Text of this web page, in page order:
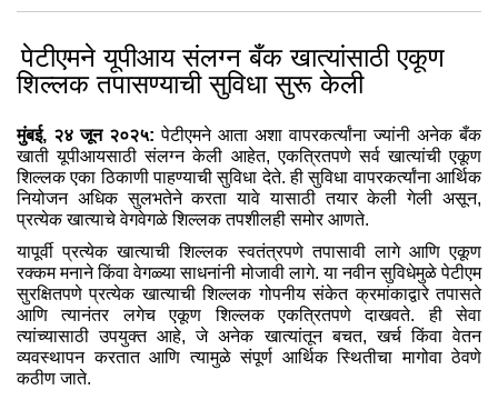
पेटीएमने यूपीआय संलग्न बँक खात्यांसाठी एकूण
शिल्लक तपासण्याची सुविधा सुरू केली
मुंबई, २४ जून २०२५:पेटीएमने आता अशा वापरकर्त्यांना ज्यांनी अनेक बँक
खाती यूपीआयसाठी संलग्न केली आहेत, एकत्रितपणे सर्व खात्यांची एकूण
शिल्लक एका ठिकाणी पाहण्याची सुविधा देते. ही सुविधा वापरकर्त्यांना आर्थिक
नियोजन अधिक सुलभतेने करता यावे यासाठी तयार केली गेली असून,
प्रत्येक खात्याचे वेगवेगळे शिल्लक तपशीलही समोर आणते.
यापूर्वी प्रत्येक खात्याची शिल्लक स्वतंत्रपणे तपासावी लागे आणि एकूण
रक्कम मनाने किंवा वेगळ्या साधनांनी मोजावी लागे. या नवीन सुविधेमुळे पेटीएम
सुरक्षितपणे प्रत्येक खात्याची शिल्लक गोपनीय संकेत क्रमांकाद्वारे तपासते
आणि त्यानंतर लगेच एकूण शिल्लक एकत्रितपणे दाखवते. ही सेवा
त्यांच्यासाठी उपयुक्त आहे, जे अनेक खात्यांतून बचत, खर्च किंवा वेतन
व्यवस्थापन करतात आणि त्यामुळे संपूर्ण आर्थिक स्थितीचा मागोवा ठेवणे
कठीण जाते.